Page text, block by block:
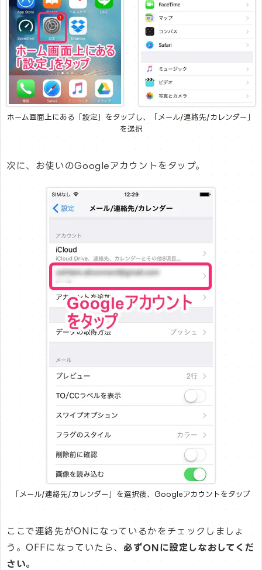
ホーム画面上にある「設定」をタップし、「メール/連絡先/カレンダー」
を選択
次に、お使いのGoogleアカウントをタップ。
「メール/連絡先/カレンダー」を選択後、Googleアカウントをタップ
ここで連絡先がONになっているかをチェックしましょ
う。OFFになっていたら、必ずONに設定しなおしてくだ
さい。